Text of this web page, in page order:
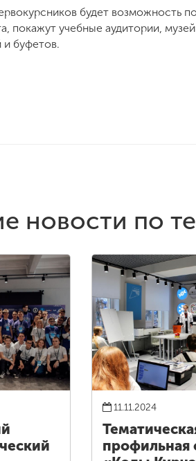
будет возможность
покажут учебные аудитории,
и буфетов.
новости по
11.11.2024
профильная